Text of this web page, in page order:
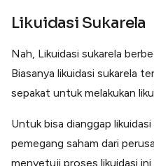
Likuidasi Sukarela
Nah, Likuidasi sukarela
Biasanya likuidasi sukarela
sepakat untuk melakukan
Untuk bisa dianggap
pemegang saham dari
menyetuji proses likuidasi ini